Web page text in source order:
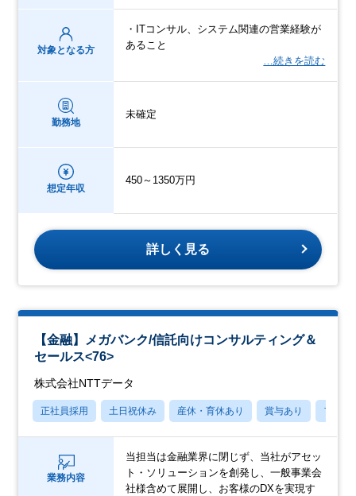
対象となる方
・ITコンサル、システム関連の営業経験が
あること
…続きを読む
勤務地
未確定
想定年収
450～1350万円
詳しく見る
【金融】メガバンク/信託向けコンサルティング＆
セールス<76>
株式会社NTTデータ
正社員採用 土日祝休み 産休・育休あり 賞与あり フレッ
業務内容
当担当は金融業界に閉じず、当社がアセッ
ト・ソリューションを創発し、一般事業会
社様含めて展開し、お客様のDXを実現す